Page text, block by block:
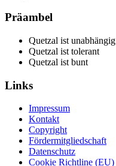
Präambel
Quetzal ist unabhängig
Quetzal ist tolerant
Quetzal ist bunt
Links
Impressum
Kontakt
Copyright
Fördermitgliedschaft
Datenschutz
Cookie Richtline (EU)